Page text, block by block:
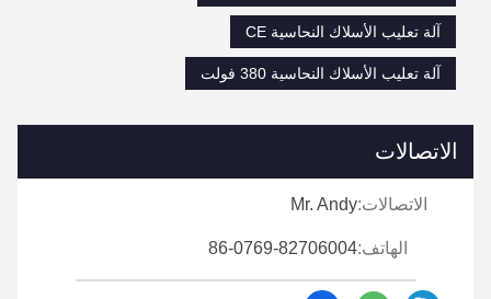
آلة تعليب الأسلاك النحاسية CE
آلة تعليب الأسلاك النحاسية 380 فولت
الاتصالات
الاتصالات:Mr. Andy
الهاتف:86-0769-82706004